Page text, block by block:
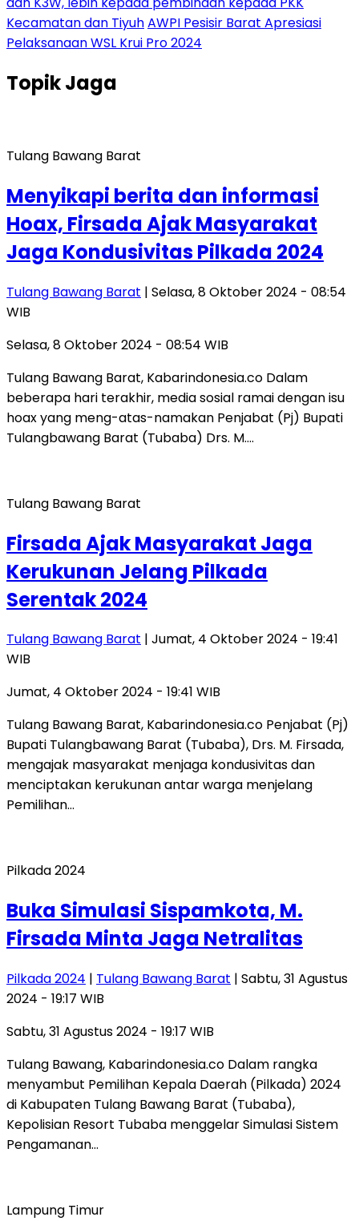
Kecamatan dan TiyuhAWPI Pesisir Barat Apresiasi
Pelaksanaan WSL Krui Pro 2024
TopikJaga
Tulang Bawang Barat
Menyikapi berita dan informasi
Hoax, Firsada Ajak Masyarakat
Jaga Kondusivitas Pilkada 2024
Tulang Bawang Barat | Selasa, 8 Oktober 2024 - 08:54
WIB
Selasa, 8 Oktober 2024 - 08:54 WIB
Tulang Bawang Barat, Kabarindonesia.co Dalam
beberapa hari terakhir, media sosial ramai dengan isu
hoax yang meng-atas-namakan Penjabat (Pj) Bupati
Tulangbawang Barat (Tubaba) Drs. M….
Tulang Bawang Barat
Firsada Ajak Masyarakat Jaga
Kerukunan Jelang Pilkada
Serentak 2024
Tulang Bawang Barat | Jumat, 4 Oktober 2024 - 19:41
WIB
Jumat, 4 Oktober 2024 - 19:41 WIB
Tulang Bawang Barat, Kabarindonesia.co Penjabat (Pj)
Bupati Tulangbawang Barat (Tubaba), Drs. M. Firsada,
mengajak masyarakat menjaga kondusivitas dan
menciptakan kerukunan antar warga menjelang
Pemilihan…
Pilkada 2024
Buka Simulasi Sispamkota, M.
Firsada Minta Jaga Netralitas
Pilkada 2024 | Tulang Bawang Barat | Sabtu, 31 Agustus
2024 - 19:17 WIB
Sabtu, 31 Agustus 2024 - 19:17 WIB
Tulang Bawang, Kabarindonesia.co Dalam rangka
menyambut Pemilihan Kepala Daerah (Pilkada) 2024
di Kabupaten Tulang Bawang Barat (Tubaba),
Kepolisian Resort Tubaba menggelar Simulasi Sistem
Pengamanan…
Lampung Timur